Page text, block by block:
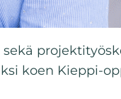
koen Kieppi-